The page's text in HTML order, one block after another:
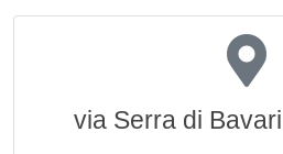
via Serra di